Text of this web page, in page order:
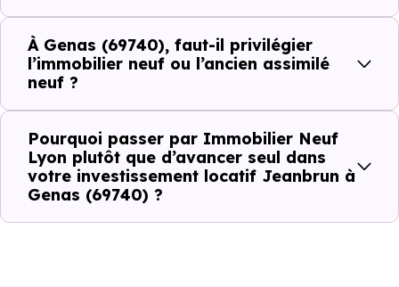
À
investissement locatif
se lit à travers plusieurs critères concrets :
Critères de terrain à considérer pour votre
investissement immobilier avec le dispositif
Jeanbrun
À Genas (69740), faut-il privilégier
l’immobilier neuf ou l’ancien assimilé
neuf ?
Pourquoi passer par Immobilier Neuf
Lyon plutôt que d’avancer seul dans
votre investissement locatif Jeanbrun à
Genas (69740) ?